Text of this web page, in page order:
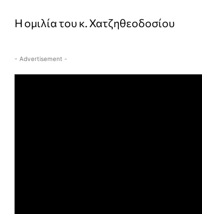
Η ομιλία του κ. Χατζηθεοδοσίου
- Advertisement -